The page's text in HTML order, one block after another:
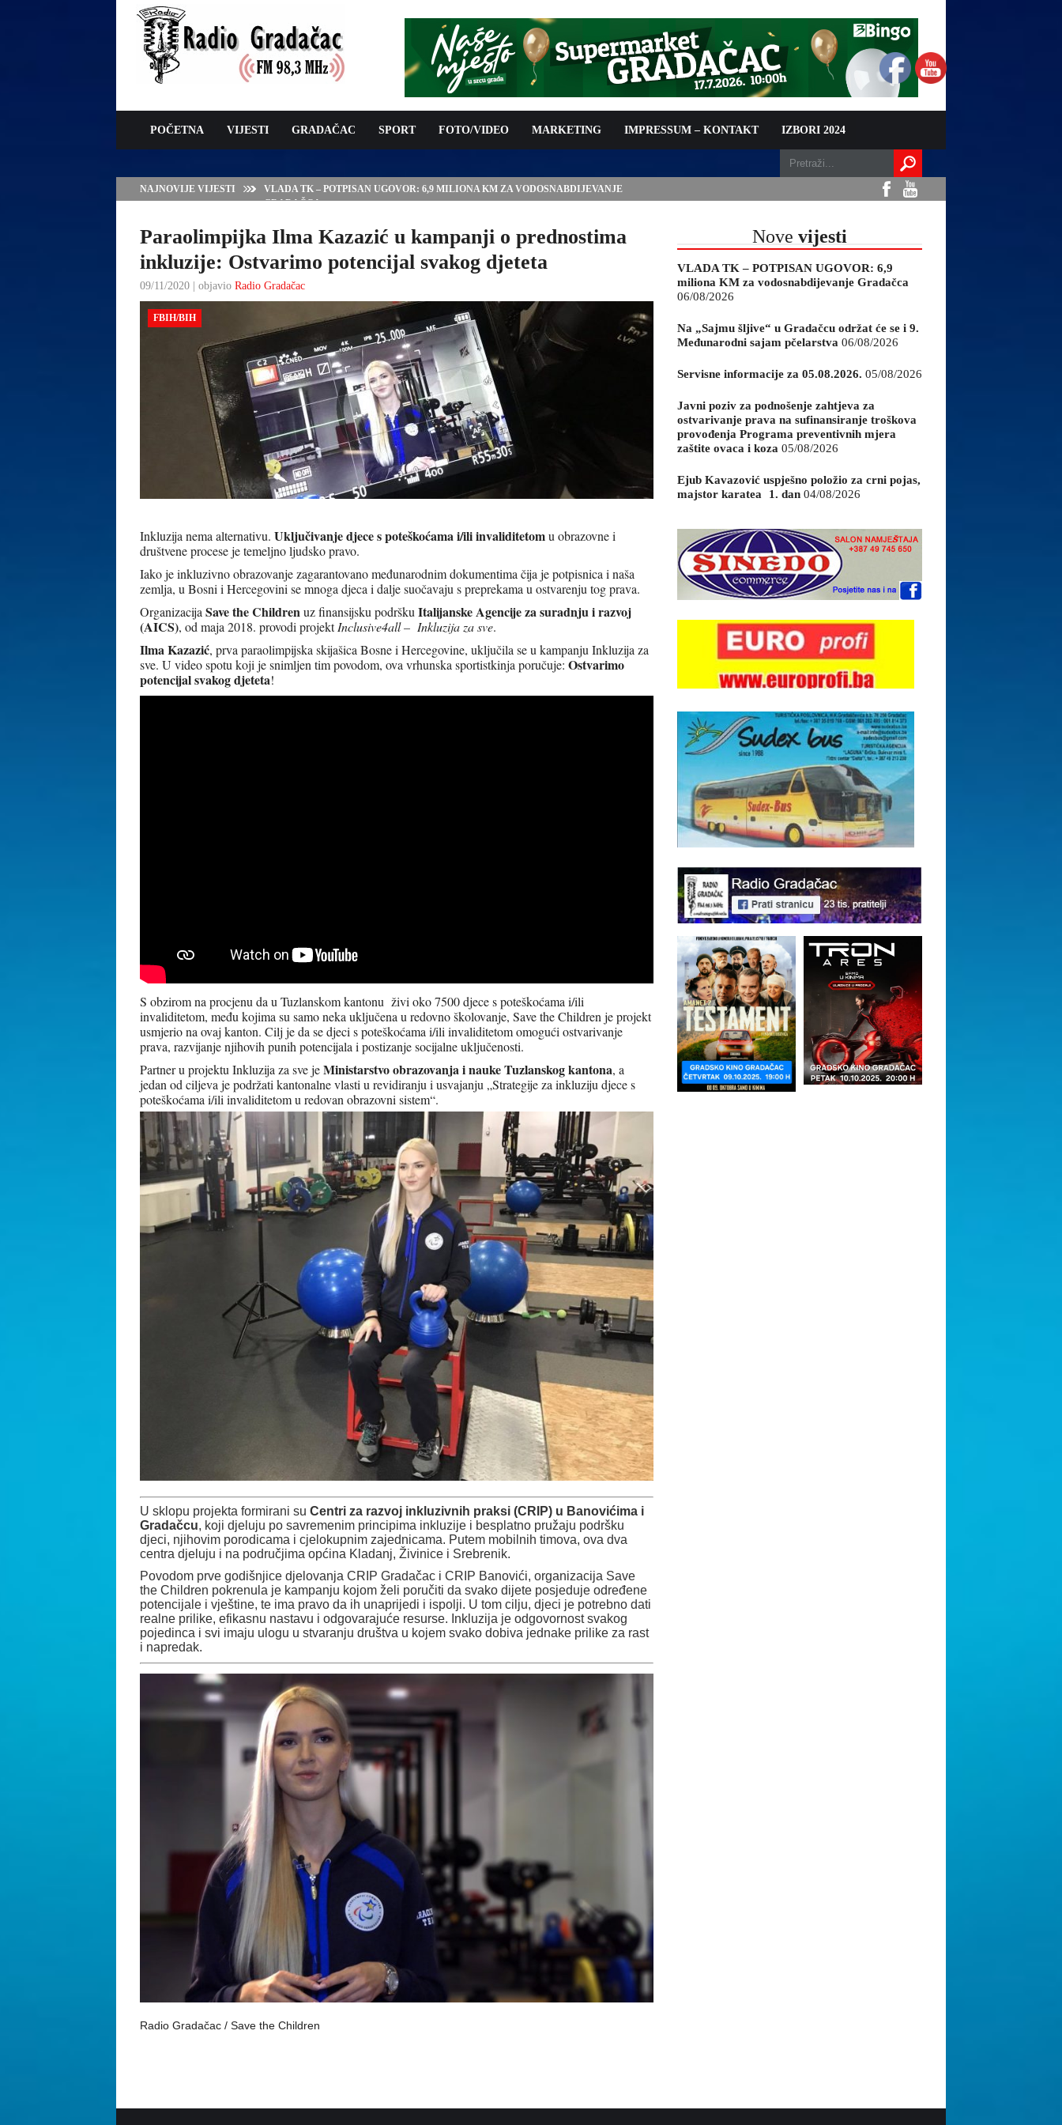
POČETNA VIJESTI GRADAČAC SPORT FOTO/VIDEO MARKETING IMPRESSUM – KONTAKT IZBORI 2024
NAJNOVIJE VIJESTI
VLADA TK – POTPISAN UGOVOR: 6,9 MILIONA KM ZA VODOSNABDIJEVANJE
GRADAČCA
Paraolimpijka Ilma Kazazić u kampanji o prednostima
inkluzije: Ostvarimo potencijal svakog djeteta
09/11/2020 | objavio Radio Gradačac
FBIH/BIH
Inkluzija nema alternativu. Uključivanje djece s poteškoćama i/ili invaliditetomu obrazovne i
društvene procese je temeljno ljudsko pravo.
Iako je inkluzivno obrazovanje zagarantovano međunarodnim dokumentima čija je potpisnica i naša
zemlja, u Bosni i Hercegovini se mnoga djeca i dalje suočavaju s preprekama u ostvarenju tog prava.
Organizacija Save the Childrenuz finansijsku podršku Italijanske Agencije za suradnju i razvoj
(AICS), od maja 2018. provodi projektInclusive4all – Inkluzija za sve.
Ilma Kazazić, prva paraolimpijska skijašica Bosne i Hercegovine, uključila se u kampanju Inkluzija za
sve. U video spotu koji je snimljen tim povodom, ova vrhunska sportistkinja poručuje: Ostvarimo
potencijal svakog djeteta!
S obzirom na procjenu da u Tuzlanskom kantonu živi oko 7500 djece s poteškoćama i/ili
invaliditetom, među kojima su samo neka uključena u redovno školovanje, Save the Children je projekt
usmjerio na ovaj kanton. Cilj je da se djeci s poteškoćama i/ili invaliditetom omogući ostvarivanje
prava, razvijanje njihovih punih potencijala i postizanje socijalne uključenosti.
Partner u projektu Inkluzija za sve jeMinistarstvo obrazovanja i nauke Tuzlanskog kantona, a
jedan od ciljeva je podržati kantonalne vlasti u revidiranju i usvajanju „Strategije za inkluziju djece s
poteškoćama i/ili invaliditetom u redovan obrazovni sistem“.
U sklopu projekta formirani su Centri za razvoj inkluzivnih praksi (CRIP) u Banovićima i
Gradačcu, koji djeluju po savremenim principima inkluzije i besplatno pružaju podršku
djeci, njihovim porodicama i cjelokupnim zajednicama. Putem mobilnih timova, ova dva
centra djeluju i na područjima općina Kladanj, Živinice i Srebrenik.
Povodom prve godišnjice djelovanja CRIP Gradačac i CRIP Banovići, organizacija Save
the Children pokrenula je kampanju kojom želi poručiti da svako dijete posjeduje određene
potencijale i vještine, te ima pravo da ih unaprijedi i ispolji. U tom cilju, djeci je potrebno dati
realne prilike, efikasnu nastavu i odgovarajuće resurse. Inkluzija je odgovornost svakog
pojedinca i svi imaju ulogu u stvaranju društva u kojem svako dobiva jednake prilike za rast
i napredak.
Radio Gradačac / Save the Children
Nove vijesti
VLADA TK – POTPISAN UGOVOR: 6,9
miliona KM za vodosnabdijevanje Gradačca
06/08/2026
Na „Sajmu šljive“ u Gradačcu održat će se i 9.
Međunarodni sajam pčelarstva 06/08/2026
Servisne informacije za 05.08.2026. 05/08/2026
Javni poziv za podnošenje zahtjeva za
ostvarivanje prava na sufinansiranje troškova
provođenja Programa preventivnih mjera
zaštite ovaca i koza 05/08/2026
Ejub Kavazović uspješno položio za crni pojas,
majstor karatea 1. dan 04/08/2026